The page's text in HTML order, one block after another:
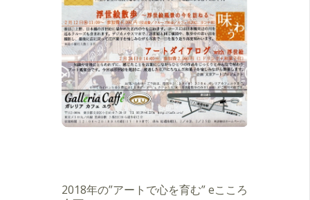
2018年の”アートで心を育む” eこころ